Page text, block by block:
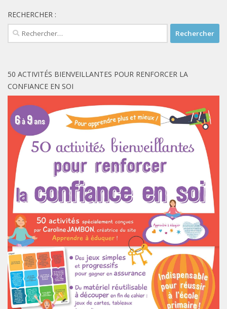
RECHERCHER :
Rechercher :
50 ACTIVITÉS BIENVEILLANTES POUR RENFORCER LA
CONFIANCE EN SOI